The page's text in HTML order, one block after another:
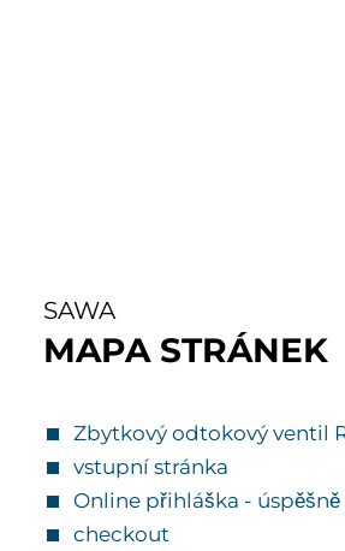
SAWA
MAPA STRÁNEK
Zbytkový odtokový ventil
vstupní stránka
Online přihláška -
checkout